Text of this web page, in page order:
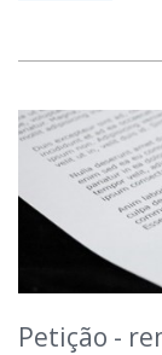
Petição -